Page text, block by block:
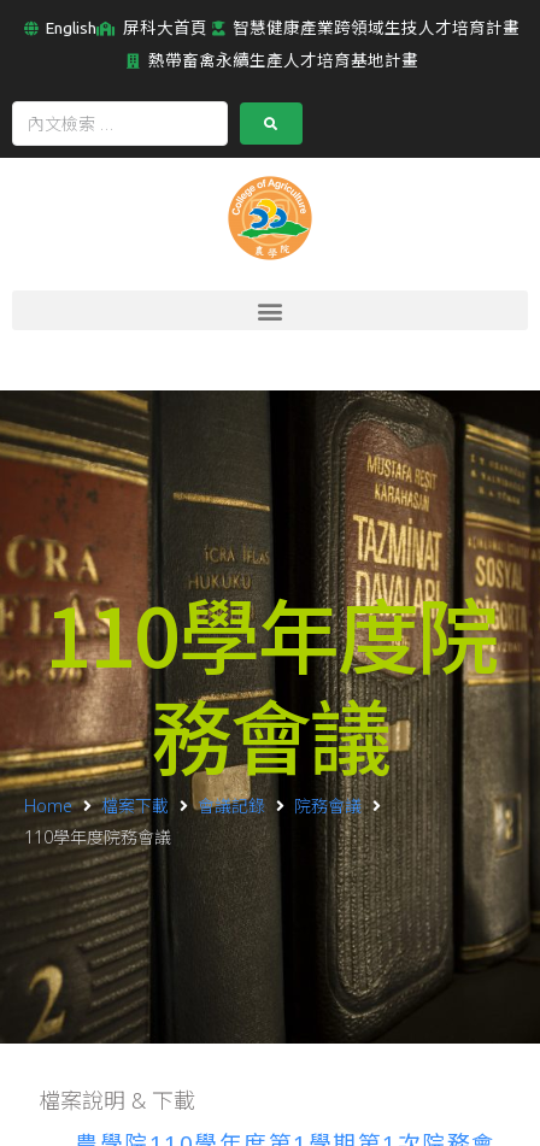
English 屏科大首頁
智慧健康產業跨領域生技人才培育計畫
熱帶畜禽永續生產人才培育基地計畫
110學年度院
務會議
Home 檔案下載 會議記錄
院務會議
110學年度院務會議
檔案說明 & 下載